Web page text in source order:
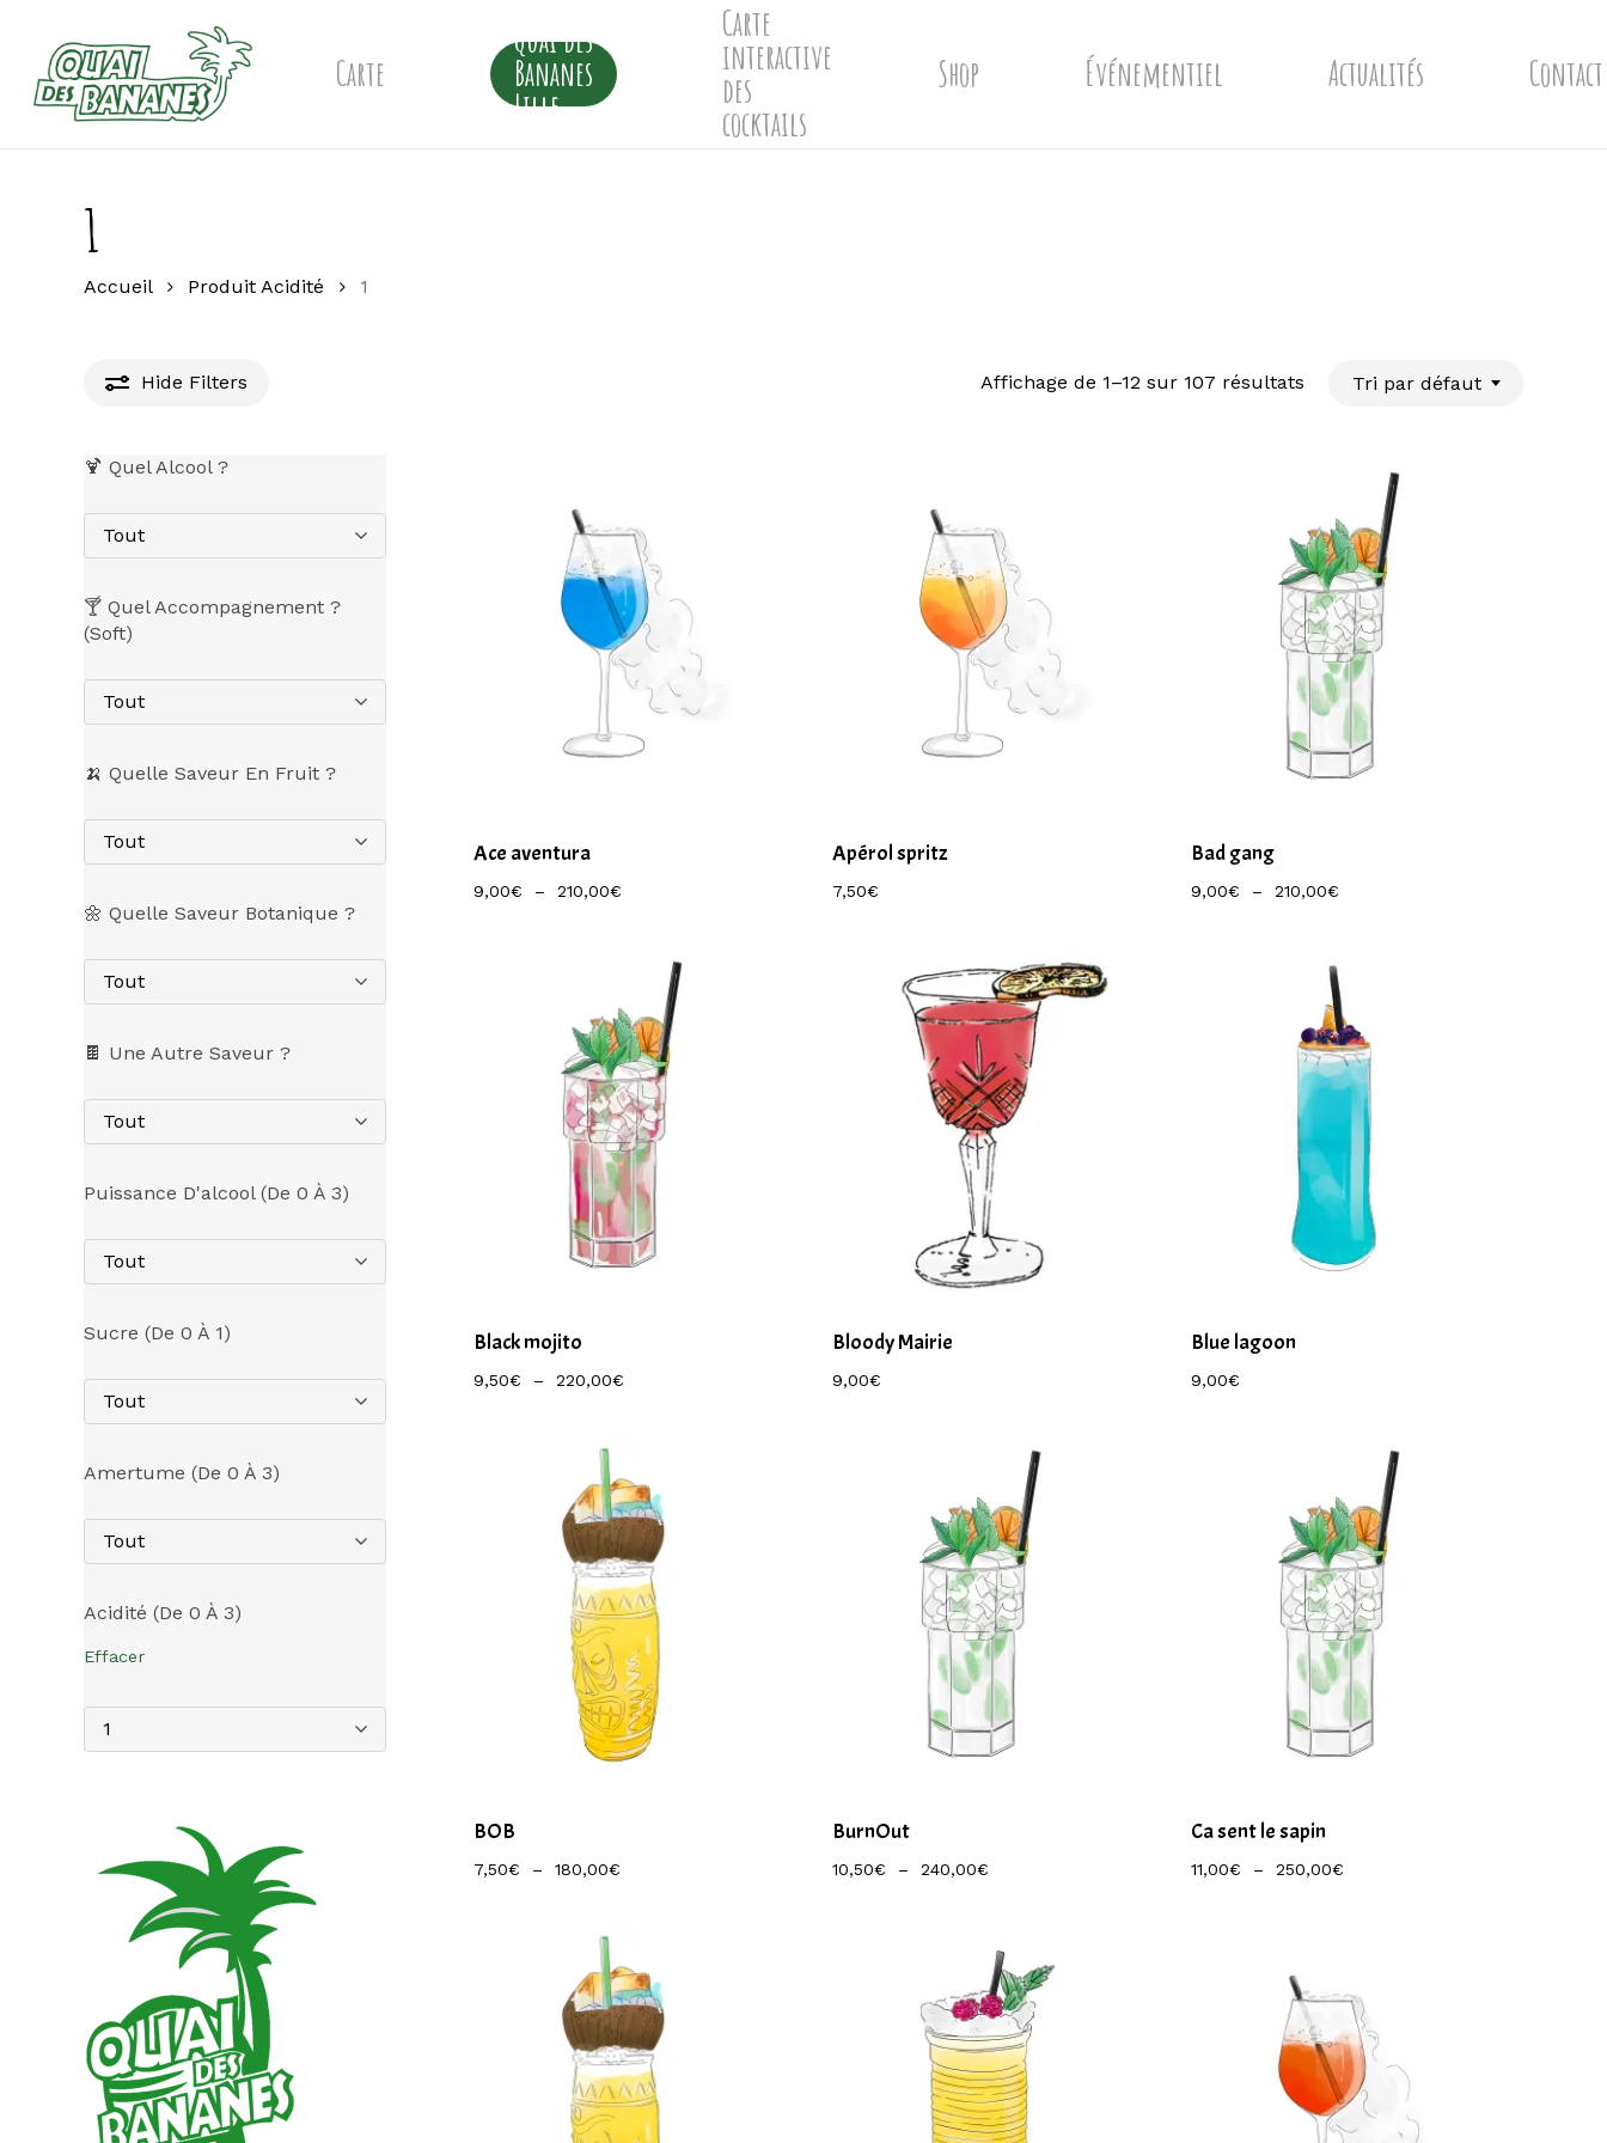
content
Carte
Quai des
Bananes
Lille
Carte
interactive
des
cocktails
Shop Événementiel Actualités Contact
1
Accueil Produit Acidité 1
Hide Filters Affichage de 1–12 sur 107 résultats Tri par défaut
🍹 Quel Alcool ?
Tout
🍸 Quel Accompagnement ?
(Soft)
Tout
🍌 Quelle Saveur En Fruit ?
Tout
🌼 Quelle Saveur Botanique ?
Tout
🍫 Une Autre Saveur ?
Tout
Puissance D'alcool (de 0 À 3)
Tout
Sucre (de 0 À 1)
Tout
Amertume (de 0 À 3)
Tout
Acidité (de 0 À 3)
Effacer
1
Ace aventura
9,00€ – 210,00€
210,00€
Apérol spritz
7,50€
7,50
Bad gang
9,00€ – 210,00€Plage
À
210,00€
Black mojito
9,50€ – 220,00€
220,00€
Bloody Mairie
9,00€
9,00
Blue lagoon
9,00€
9,00
BOB
7,50€ – 180,00€
180,00€
BurnOut
10,50€ – 240,00€Plage
À
240,00€
Ca sent le sapin
11,00€ – 250,00€Plage